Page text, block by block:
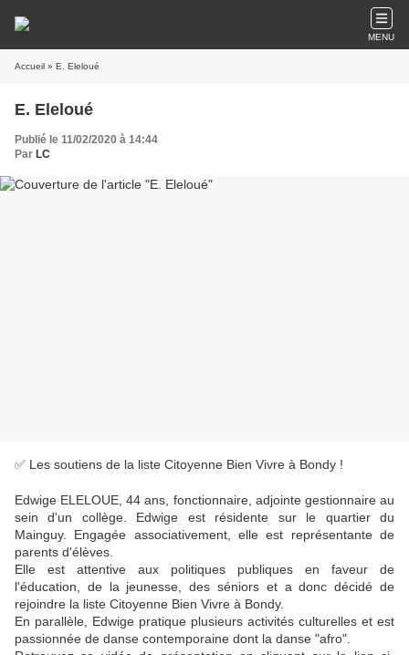
MENU
Accueil » E. Eleloué
E. Eleloué
Publié le 11/02/2020 à 14:44
Par LC
✅ Les soutiens de la liste Citoyenne Bien Vivre à Bondy !
Edwige ELELOUE, 44 ans, fonctionnaire, adjointe gestionnaire au
sein d'un collège. Edwige est résidente sur le quartier du
Mainguy. Engagée associativement, elle est représentante de
parents d'élèves.
Elle est attentive aux politiques publiques en faveur de
l'éducation, de la jeunesse, des séniors et a donc décidé de
rejoindre la liste Citoyenne Bien Vivre à Bondy.
En parallèle, Edwige pratique plusieurs activités culturelles et est
passionnée de danse contemporaine dont la danse "afro".